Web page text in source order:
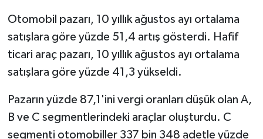
Otomobil pazarı, 10 yıllık ağustos ayı ortalama
satışlara göre yüzde 51,4 artış gösterdi. Hafif
ticari araç pazarı, 10 yıllık ağustos ayı ortalama
satışlara göre yüzde 41,3 yükseldi.
Pazarın yüzde 87,1'ini vergi oranları düşük olan A,
B ve C segmentlerindeki araçlar oluşturdu. C
segmenti otomobiller 337 bin 348 adetle yüzde